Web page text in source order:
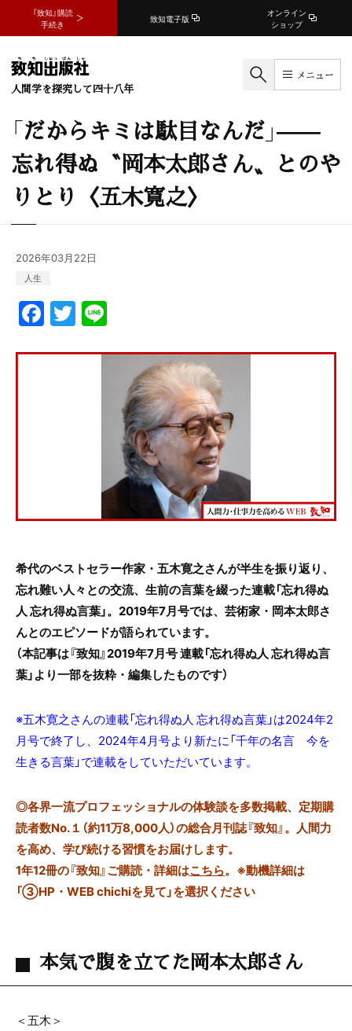
『致知』購読
手続き
致知電子版
オンライン
ショップ
人間学を探究して四十八年
メニュー
「だからキミは駄目なんだ」——
忘れ得ぬ〝岡本太郎さん〟とのや
りとり〈五木寛之〉
2026年03月22日
人生
F
a
c
T
w
itte
希代のベストセラー作家・五木寛之さんが半生を振り返り、
忘れ難い人々との交流、生前の言葉を綴った連載「忘れ得ぬ
人 忘れ得ぬ言葉」。2019年7月号では、芸術家・岡本太郎さ
んとのエピソードが語られています。
（本記事は『致知』2019年7月号 連載「忘れ得ぬ人 忘れ得ぬ言
葉」より一部を抜粋・編集したものです）
※五木寛之さんの連載「忘れ得ぬ人 忘れ得ぬ言葉」は2024年2
月号で終了し、2024年4月号より新たに「千年の名言 今を
生きる言葉」で連載をしていただいています。
◎各界一流プロフェッショナルの体験談を多数掲載、定期購
読者数No.１（約11万8,000人）の総合月刊誌『致知』。人間力
を高め、学び続ける習慣をお届けします。
1年12冊の『致知』ご購読・詳細はこちら。 ※動機詳細は
「③HP・WEB chichiを見て」を選択ください
本気で腹を立てた岡本太郎さん
＜五木＞